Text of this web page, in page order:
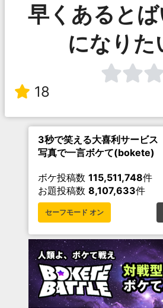
早くあると
になりた
18
3秒で笑える大喜利サービス
写真で一言ボケて(bokete)
ボケ投稿数 115,511,748件
お題投稿数 8,107,633件
セーフモード オン